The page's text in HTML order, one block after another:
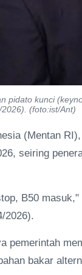
pidato kunci
(foto:ist/Ant)
(Mentan
seiring
B50
2026).
pemerintah
bakar